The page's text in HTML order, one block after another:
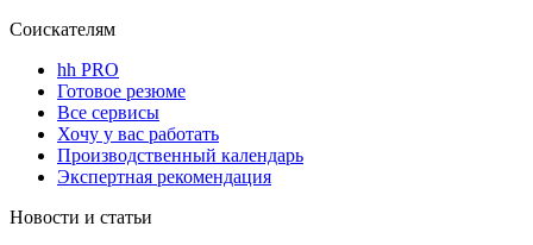
Соискателям
hh PRO
Готовое резюме
Все сервисы
Хочу у вас работать
Производственный календарь
Экспертная рекомендация
Новости и статьи